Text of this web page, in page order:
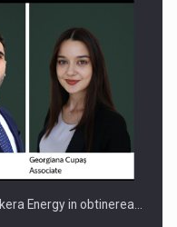
Energy in obtinerea…